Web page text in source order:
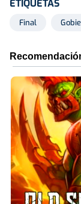
ETIQUETAS
Final